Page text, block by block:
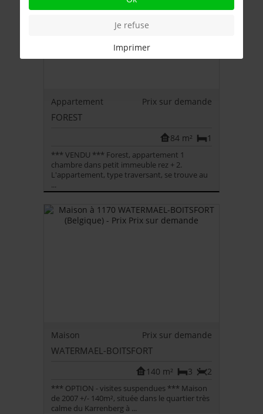
Appartement Prix sur demande
FOREST
1
84 m²
*** VENDU *** Forest, appartement 1
chambre dans petit immeuble rez + 2.
L'appartement, type traversant, se trouve au
...
Maison Prix sur demande
WATERMAEL-BOITSFORT
2
3
140 m²
*** OPTION - visites suspendues *** Maison
de 2007 +/- 140m², située dans le quartier très
calme du Karrenberg à ...
Je refuse
Imprimer